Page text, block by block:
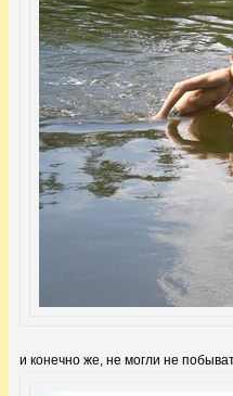
и конечно же, не могли не